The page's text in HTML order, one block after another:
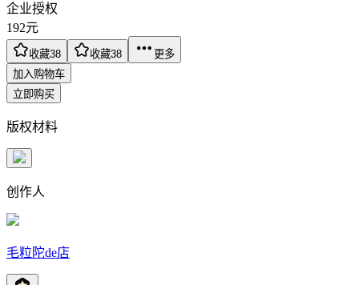
企业授权
192元
收藏38 收藏38
更多
加入购物车
立即购买
版权材料
创作人
毛粒陀de店